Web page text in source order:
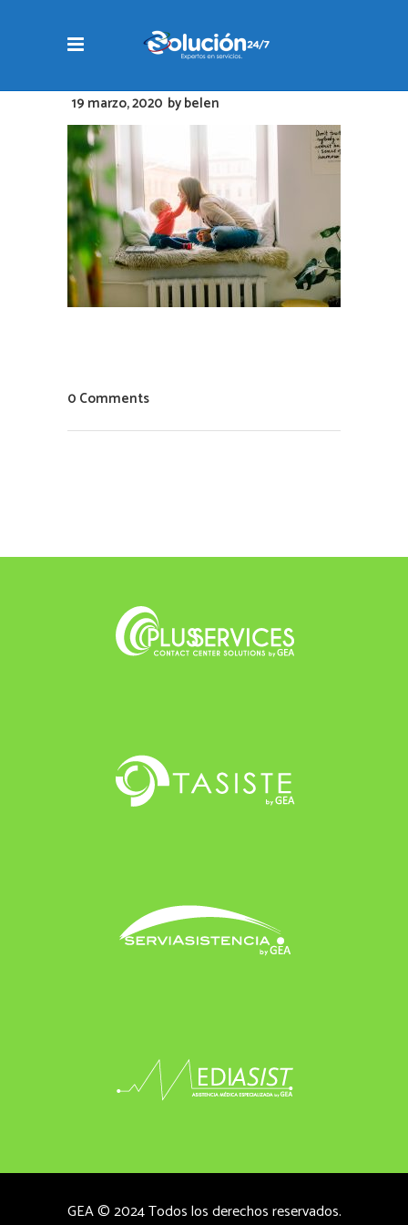
19 marzo, 2020 bybelen
0 Comments
GEA © 2024 Todos los derechos reservados.